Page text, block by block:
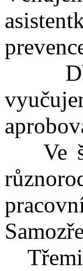
Ve
Třemi